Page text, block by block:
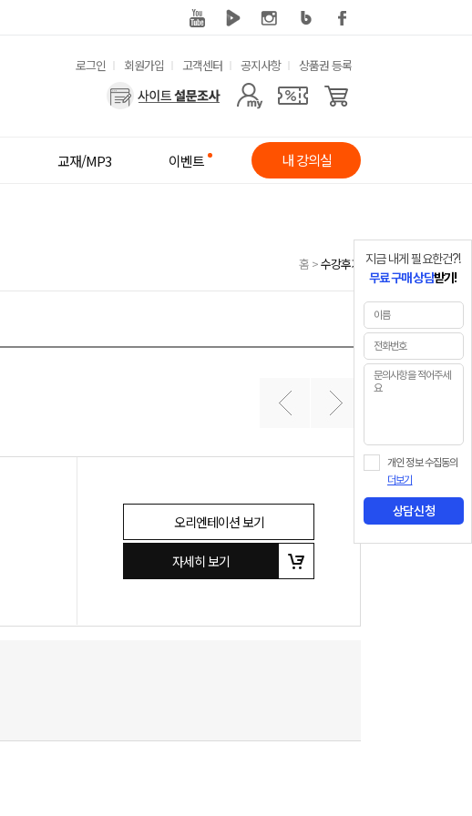
유
메
뉴
로그인 회원가입 고객센터 공지사항 상품권 등록
사
메
교재/MP3 이벤트 내 강의실
홈 >수강후기
오리엔테이션 보기
자세히 보기
지금 내게 필요한건?!
무료 구매 상담받기!
개인 정보 수집동의
더보기
상담신청